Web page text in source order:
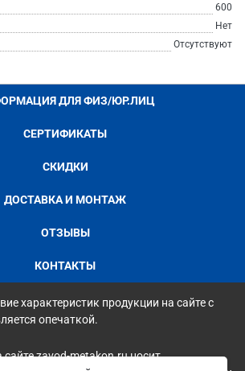
600
Нет
Отсутствуют
ДЛЯ ФИЗ/ЮР.ЛИЦ
СЕРТИФИКАТЫ
СКИДКИ
ДОСТАВКА И МОНТАЖ
ОТЗЫВЫ
КОНТАКТЫ
характеристик продукции на сайте с
опечаткой.
zavod-metakon.ru носит